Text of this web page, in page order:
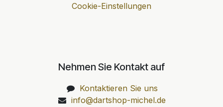
Cookie-Einstellungen
Nehmen Sie Kontakt auf
Kontaktieren Sie uns
info@dartshop-michel.de